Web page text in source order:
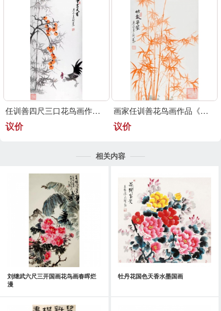
任训善四尺三口花鸟画作品《事事大吉》
议价
画家任训善花鸟画作品《竹报平安》
议价
相关内容
刘继武六尺三开国画花鸟画春晖烂
漫
牡丹花国色天香水墨国画